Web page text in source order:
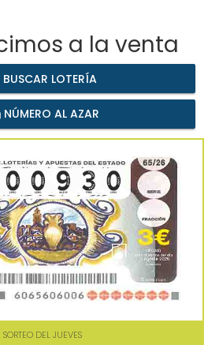
a la venta
BUSCAR LOTERÍA
NÚMERO AL AZAR
SORTEO DEL JUEVES